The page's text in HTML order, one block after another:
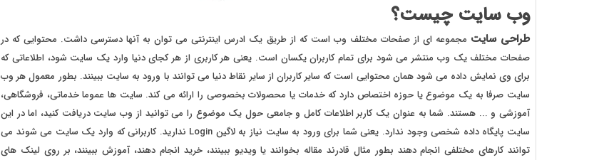
وب سایت چیست؟
طراحی سایت مجموعه ای از صفحات مختلف وب است که از طریق یک ادرس اینترنتی می توان به آنها دسترسی داشت. محتوایی که در
صفحات مختلف یک وب منتشر می شود برای تمام کاربران یکسان است. یعنی هر کاربری از هر کجای دنیا وارد یک سایت شود، اطلاعاتی که
برای وی نمایش داده می شود همان محتوایی است که سایر کاربران از سایر نقاط دنیا می توانند با ورود به سایت ببینند. بطور معمول هر وب
سایت صرفا به یک موضوع یا حوزه اختصاص دارد که خدمات یا محصولات بخصوصی را ارائه می کند. سایت ها عموما خدماتی، فروشگاهی،
آموزشی و ... هستند. شما به عنوان یک کاربر اطلاعات کامل و جامعی حول یک موضوع را می توانید از وب سایت دریافت کنید، اما در این
سایت پایگاه داده شخصی وجود ندارد. یعنی شما برای ورود به سایت نیاز به لاگین Login ندارید. کاربرانی که وارد یک سایت می شوند می
توانند کارهای مختلفی انجام دهند بطور مثال قادرند مقاله بخوانند یا ویدیو ببینند، خرید انجام دهند، آموزش ببینند، بر روی لینک های